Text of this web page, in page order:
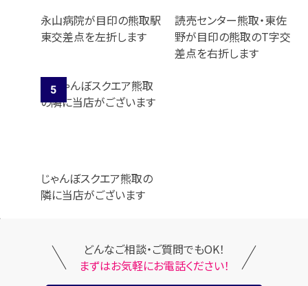
永山病院が目印の熊取駅
東交差点を左折します
読売センター熊取・東佐
野が目印の熊取のT字交
差点を右折します
じゃんぼスクエア熊取の
隣に当店がございます
どんなご相談・ご質問でもOK！
まずはお気軽にお電話ください！